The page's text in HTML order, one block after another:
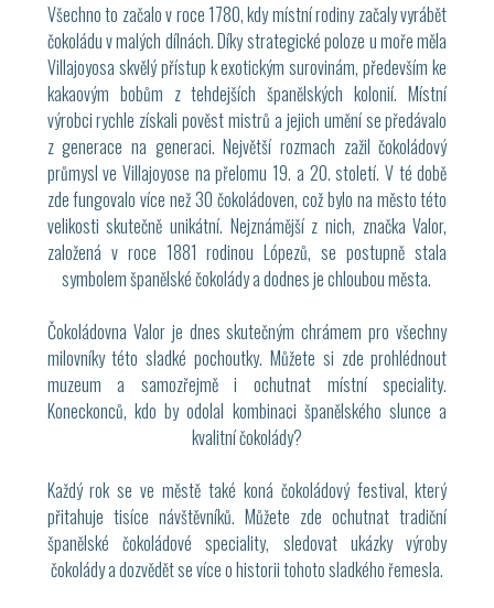
Všechno to začalo v roce 1780, kdy místní rodiny začaly vyrábět
čokoládu v malých dílnách. Díky strategické poloze u moře měla
Villajoyosa skvělý přístup k exotickým surovinám, především ke
kakaovým bobům z tehdejších španělských kolonií. Místní
výrobci rychle získali pověst mistrů a jejich umění se předávalo
z generace na generaci. Největší rozmach zažil čokoládový
průmysl ve Villajoyose na přelomu 19. a 20. století. V té době
zde fungovalo více než 30 čokoládoven, což bylo na město této
velikosti skutečně unikátní. Nejznámější z nich, značka Valor,
založená v roce 1881 rodinou Lópezů, se postupně stala
symbolem španělské čokolády a dodnes je chloubou města.
Čokoládovna Valor je dnes skutečným chrámem pro všechny
milovníky této sladké pochoutky. Můžete si zde prohlédnout
muzeum a samozřejmě i ochutnat místní speciality.
Koneckonců, kdo by odolal kombinaci španělského slunce a
kvalitní čokolády?
Každý rok se ve městě také koná čokoládový festival, který
přitahuje tisíce návštěvníků. Můžete zde ochutnat tradiční
španělské čokoládové speciality, sledovat ukázky výroby
čokolády a dozvědět se více o historii tohoto sladkého řemesla.